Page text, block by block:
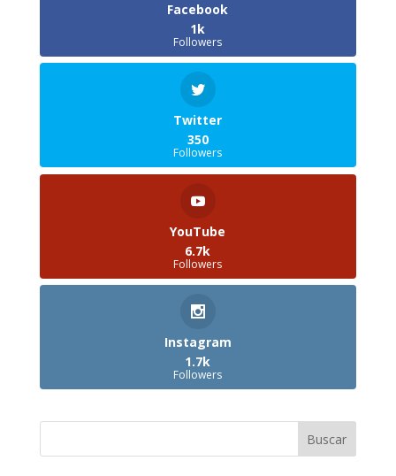
Facebook
1k
Followers
Twitter
350
Followers
YouTube
6.7k
Followers
Instagram
1.7k
Followers